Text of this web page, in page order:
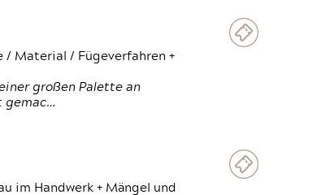
/ Material / Fügeverfahren +
großen Palette an
gemac…
im Handwerk + Mängel und